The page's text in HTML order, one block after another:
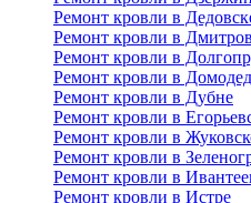
Ремонт кровли в
Ремонт кровли в
Ремонт кровли в
Ремонт кровли в
Ремонт кровли в Дубне
Ремонт кровли в
Ремонт кровли в
Ремонт кровли в
Ремонт кровли в
Ремонт кровли в Истре